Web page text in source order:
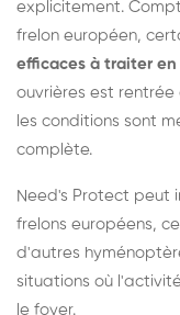
explicitement.
frelon européen,
efficaces à traiter
ouvrières est
les conditions sont
complète.
Need's Protect peut
frelons européens,
d'autres
situations où
le foyer.